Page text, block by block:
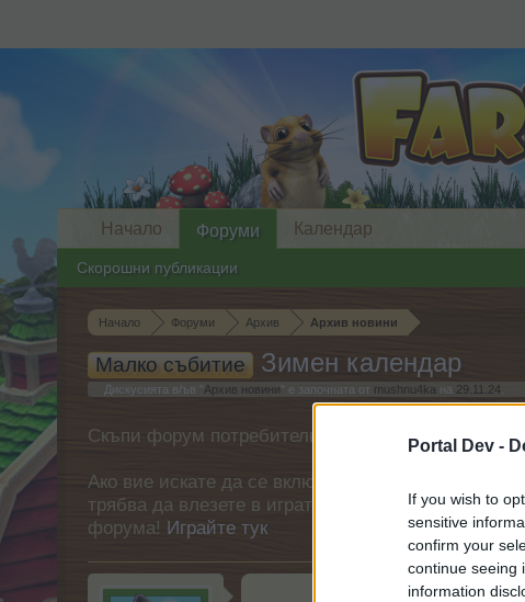
Portal Dev -
If you wish to
sensitive
confirm your
continue seeing
information
Начало Форуми Архив Архив новини
Малко събитие Зимен календар
Дискусията в/ъв " Архив новини " е започната от mushnu4ka на 29.11.24
Скъпи форум потребители,
Ако вие искате да се включите активно във
трябва да влезете в играта. Моля,
форума! Играйте тук
Начало Форуми
Скорошни публикации
Календар